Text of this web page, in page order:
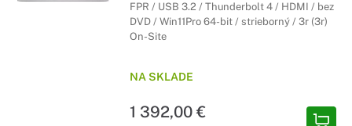
FPR / USB 3.2 / Thunderbolt 4 / HDMI / bez
DVD / Win11Pro 64-bit / strieborný / 3r (3r)
On-Site
NA SKLADE
1 392,00 €